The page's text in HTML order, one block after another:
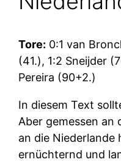
Tore: 0:1 van
(41.), 1:2 Sneijder
Pereira (90+2.)
In diesem Text
Aber gemessen an
an die Niederlande
ernüchternd und